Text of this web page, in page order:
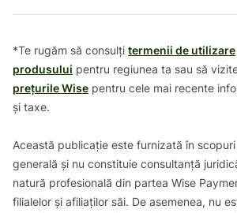
*Te rugăm să consulți termenii de utilizare
produsului pentru regiunea ta sau să
prețurile Wise pentru cele mai recente
și taxe.
Această publicație este furnizată în
generală și nu constituie consultanță
natură profesională din partea Wise
filialelor și afiliaților săi. De asemenea, nu